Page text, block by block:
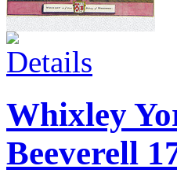
Whixley
Beeverell